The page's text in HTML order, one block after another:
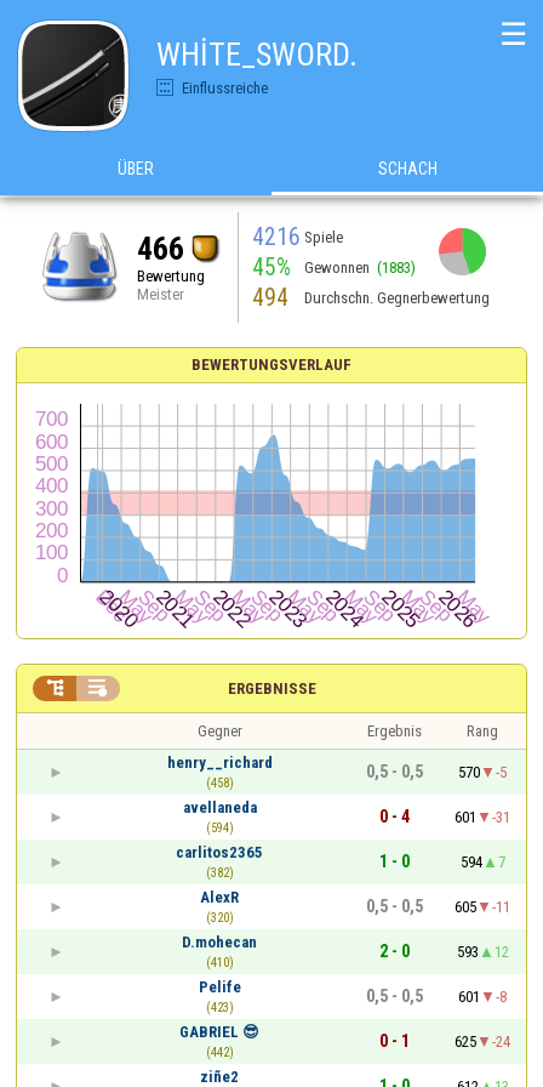
WHİTE_SWORD.
Einflussreiche
☰
ÜBER SCHACH
466
Bewertung
Meister
4216 Spiele
45% Gewonnen (1883)
494 Durchschn. Gegnerbewertung
BEWERTUNGSVERLAUF
ERGEBNISSE
 
Gegner Ergebnis
Rang
henry__richard
(458)
0,5 - 0,5 570
-5
avellaneda
(594)
0 - 4 601
-31
carlitos2365
(382)
1 - 0 594
7
AlexR
(320)
0,5 - 0,5 605
-11
D.mohecan
(410)
2 - 0 593
12
Pelife
(423)
0,5 - 0,5 601
-8
GABRIEL 😎
(442)
0 - 1 625
-24
ziñe2